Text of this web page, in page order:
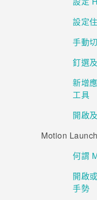
設定
手動
釘選
新增
工具
開啟
Motion
何謂
開啟
手勢